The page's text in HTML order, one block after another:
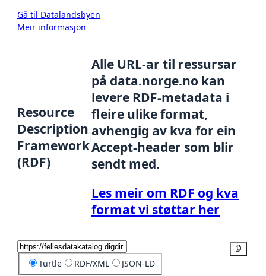
Gå til Datalandsbyen
Meir informasjon
Resource
Description
Framework
(RDF)
Alle URL-ar til ressursar
på data.norge.no kan
levere RDF-metadata i
fleire ulike format,
avhengig av kva for ein
Accept-header som blir
sendt med.
Les meir om RDF og kva
format vi støttar her
Turtle RDF/XML JSON-LD